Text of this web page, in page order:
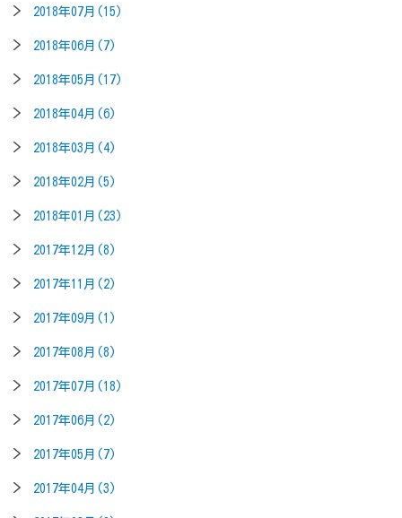
2018年07月(15)
2018年06月(7)
2018年05月(17)
2018年04月(6)
2018年03月(4)
2018年02月(5)
2018年01月(23)
2017年12月(8)
2017年11月(2)
2017年09月(1)
2017年08月(8)
2017年07月(18)
2017年06月(2)
2017年05月(7)
2017年04月(3)